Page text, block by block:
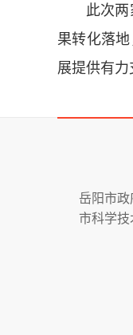
此次
果转化落
展提供有力
岳阳市政
市科学技